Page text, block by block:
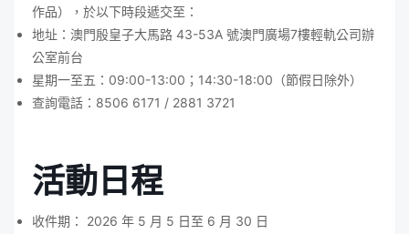
作品），於以下時段遞交至：
地址：澳門殷皇子大馬路 43-53A 號澳門廣場7樓輕軌公司辦
公室前台
星期一至五：09:00-13:00；14:30-18:00（節假日除外）
查詢電話：8506 6171 / 2881 3721
活動日程
收件期： 2026 年 5 月 5 日至 6 月 30 日